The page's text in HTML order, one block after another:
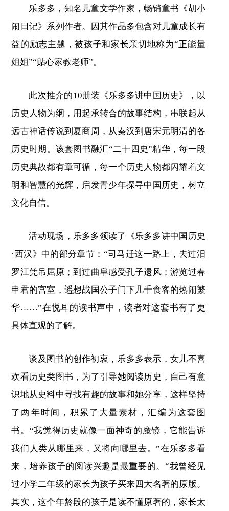
乐多多，知名儿童文学作家，畅销童书《胡小
闹日记》系列作者。因其作品多包含对儿童成长有
益的励志主题，被孩子和家长亲切地称为“正能量
姐姐”“贴心家教老师”。
此次推介的10册装《乐多多讲中国历史》，以
历史人物为纲，用起承转合的故事结构，串联起从
远古神话传说到夏商周，从秦汉到唐宋元明清的各
历史时期。该套图书融汇“二十四史”精华，每一段
历史典故都有章可循，每一个历史人物都闪耀着文
明和智慧的光辉，启发青少年探寻中国历史，树立
文化自信。
活动现场，乐多多领读了《乐多多讲中国历史
·西汉》中的部分章节：“司马迁这一路上，去过汨
罗江凭吊屈原；到过曲阜感受孔子遗风；游览过春
申君的宫室，遥想战国公子门下几千食客的热闹繁
华……”在悦耳的读书声中，读者对这套书有了更
具体直观的了解。
谈及图书的创作初衷，乐多多表示，女儿不喜
欢看历史类图书，为了引导她阅读历史，自己有意
识地从史料中寻找有趣的故事和她分享，这样坚持
了两年时间，积累了大量素材，汇编为这套图
书。“我觉得历史就像一面神奇的魔镜，它能告诉
我们人类从哪里来，又将向哪里去。”在乐多多看
来，培养孩子的阅读兴趣是最重要的。“我曾经见
过小学二年级的家长为孩子买来四大名著的原版。
其实，这个年龄段的孩子是读不懂原著的，家长太